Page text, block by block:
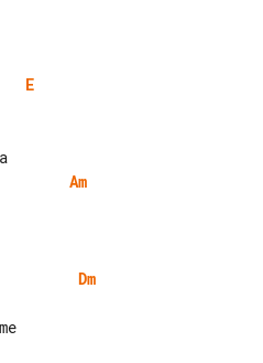
E
Am
Dm